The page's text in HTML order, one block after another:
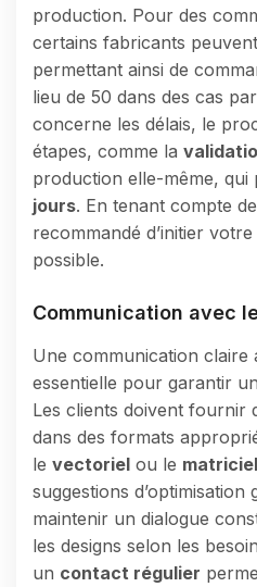
production. Pour des
certains fabricants
permettant ainsi de
lieu de 50 dans des cas
concerne les délais, le
étapes, comme la
production elle-même, qui
jours. En tenant compte
recommandé d’initier
possible.
Communication avec
Une communication claire
essentielle pour garantir
Les clients doivent fournir
dans des formats
le vectoriel ou le matriciel
suggestions d’optimisation
maintenir un dialogue
les designs selon les
un contact régulier